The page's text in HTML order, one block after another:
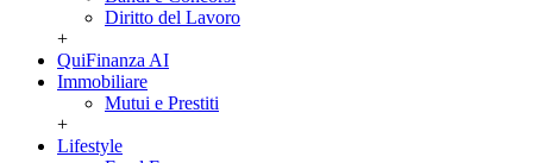
Diritto del Lavoro
+
QuiFinanza AI
Immobiliare
Mutui e Prestiti
+
Lifestyle